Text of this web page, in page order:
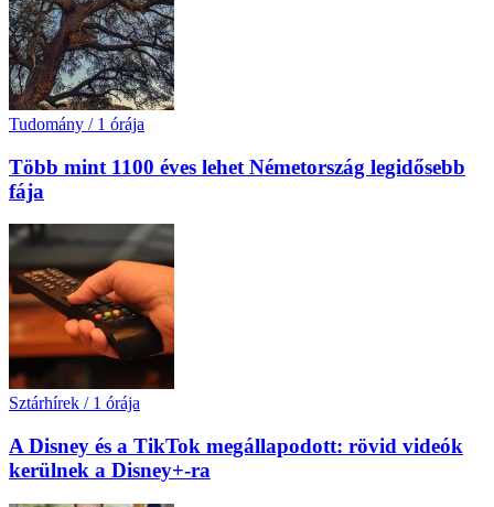
Tudomány / 1 órája
Több mint 1100 éves lehet Németország legidősebb
fája
Sztárhírek / 1 órája
A Disney és a TikTok megállapodott: rövid videók
kerülnek a Disney+-ra